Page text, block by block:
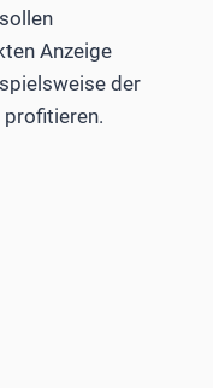
Anzeige
der
profitieren.